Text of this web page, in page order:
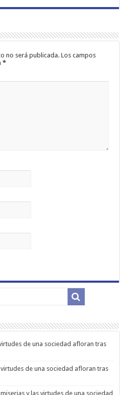
no será publicada. Los campos
*
de una sociedad afloran tras
virtudes de una sociedad afloran tras
miserias y las virtudes de una sociedad